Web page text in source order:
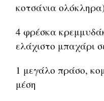
κοτσάνια
4 φρέσκα
ελάχιστο μπαχάρι
1 μεγάλο πράσο,
μέση